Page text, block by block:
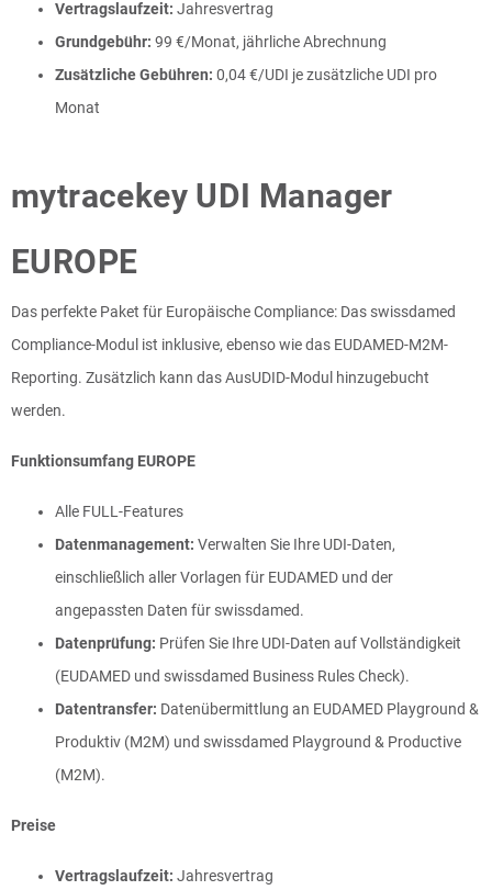
Vertragslaufzeit: Jahresvertrag
Grundgebühr: 99 €/Monat, jährliche Abrechnung
Zusätzliche Gebühren: 0,04 €/UDI je zusätzliche UDI pro
Monat
mytracekey UDI Manager
EUROPE
Das perfekte Paket für Europäische Compliance: Das swissdamed
Compliance-Modul ist inklusive, ebenso wie das EUDAMED-M2M-
Reporting. Zusätzlich kann das AusUDID-Modul hinzugebucht
werden.
Funktionsumfang EUROPE
Alle FULL-Features
Datenmanagement: Verwalten Sie Ihre UDI-Daten,
einschließlich aller Vorlagen für EUDAMED und der
angepassten Daten für swissdamed.
Datenprüfung: Prüfen Sie Ihre UDI-Daten auf Vollständigkeit
(EUDAMED und swissdamed Business Rules Check).
Datentransfer: Datenübermittlung an EUDAMED Playground &
Produktiv (M2M) und swissdamed Playground & Productive
(M2M).
Preise
Vertragslaufzeit: Jahresvertrag